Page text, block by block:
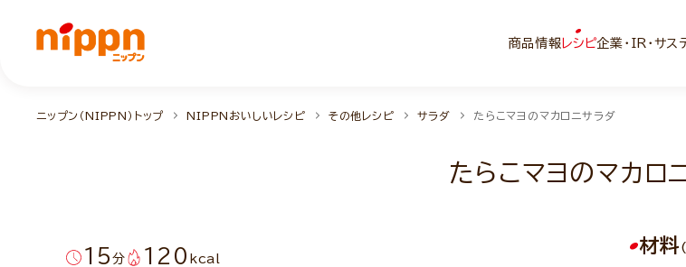
商品情報 レシピ企業・IR・サス
ニップン（NIPPN）トップ NIPPNおいしいレシピ その他レシピ サラダ たらこマヨのマカロニサラダ
たらこマヨのマカロ
15 分 120 kcal
材料